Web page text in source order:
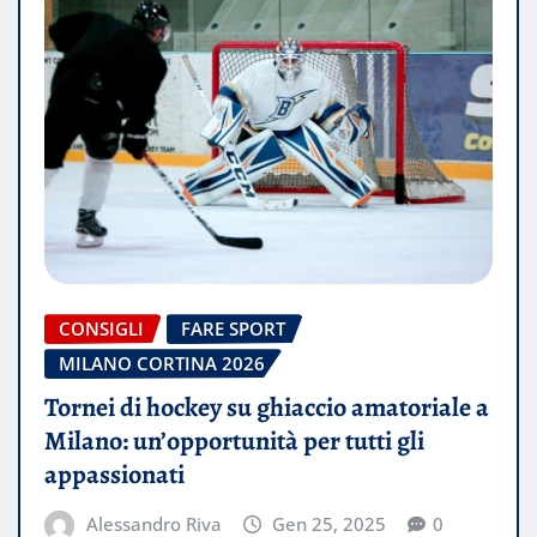
CONSIGLI
FARE SPORT
MILANO CORTINA 2026
Tornei di hockey su ghiaccio amatoriale a
Milano: un’opportunità per tutti gli
appassionati
Alessandro Riva Gen 25, 2025 0